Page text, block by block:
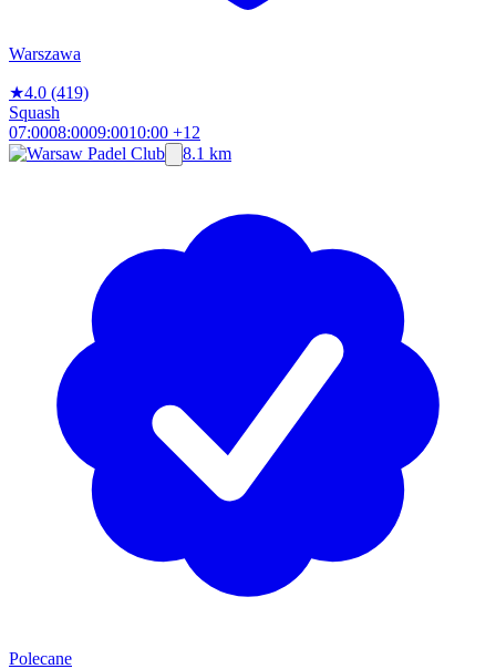
Warszawa
★4.0 (419)
Squash
07:0008:0009:0010:00 +12
8.1 km
Polecane